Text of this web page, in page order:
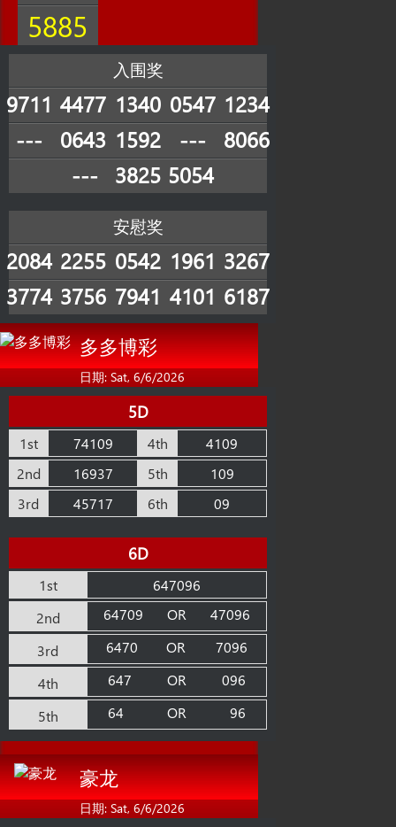
5885
入围奖
9711 4477 1340 0547 1234
---
0643 1592 ---
8066
---
3825 5054
安慰奖
2084 2255 0542 1961 3267
3774 3756 7941 4101 6187
多多博彩
日期: Sat, 6/6/2026
5D
1st
74109
2nd
16937
3rd
45717
4th
4109
5th
109
6th
09
6D
1st
647096
2nd
64709 OR
47096
3rd
6470 OR
7096
4th
647 OR
096
5th
64 OR 96
豪龙
日期: Sat, 6/6/2026